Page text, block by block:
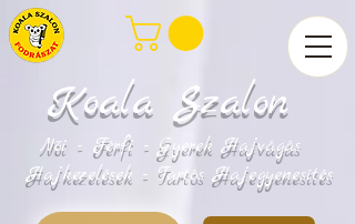
Koala Szalon
Női - Férfi - Gyerek Hajvágás
Hajkezelések - Tartós Hajegyenesítés